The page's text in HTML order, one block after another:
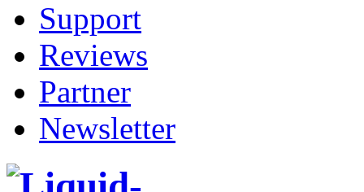
Support
Reviews
Partner
Newsletter